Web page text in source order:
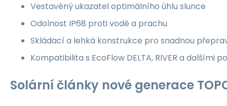
Vestavěný ukazatel optimálního úhlu slunce
Odolnost IP68 proti vodě a prachu
Skládací a lehká konstrukce pro snadnou
Kompatibilita s EcoFlow DELTA, RIVER a dalšími
Solární články nové generace